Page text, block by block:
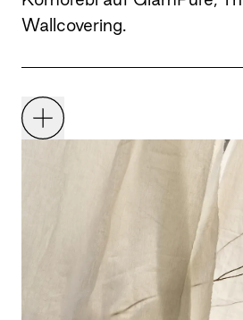
Wallcovering.